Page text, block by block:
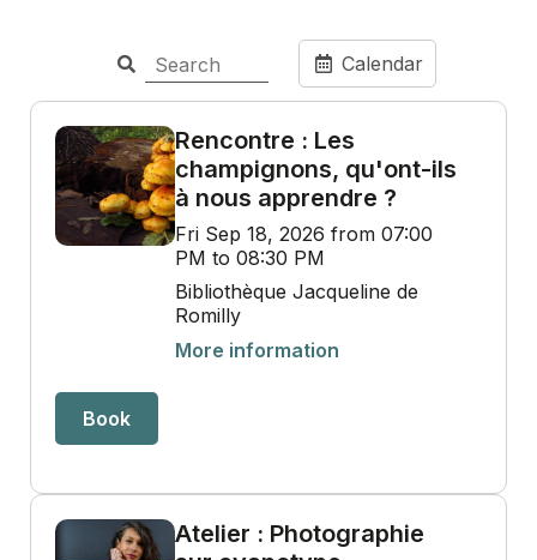
Calendar
Rencontre : Les
champignons, qu'ont-ils
à nous apprendre ?
Fri Sep 18, 2026 from 07:00
PM to 08:30 PM
Bibliothèque Jacqueline de
Romilly
More information
Book
Atelier : Photographie